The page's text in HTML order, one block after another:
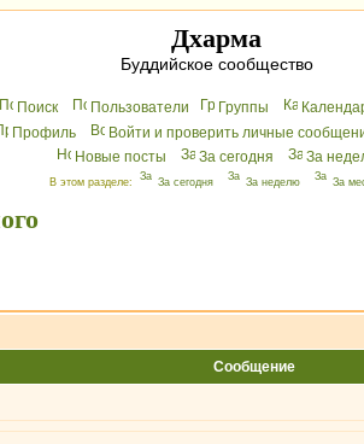
Дхарма
Буддийское сообщество
Поиск Пользователи Группы
Профиль
Войти и проверить личные
Новые посты
За сегодня За
В этом разделе: За сегодня За неделю За
Сообщение